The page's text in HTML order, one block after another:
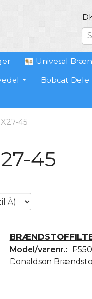
Univesal
Bobcat Dele
45
45
Model/varenr.:
Donaldson